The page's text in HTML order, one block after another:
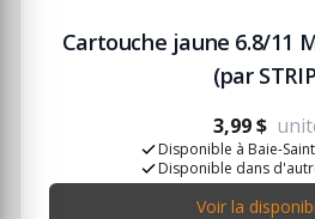
Cartouche jaune 6.8/11
(par
3,99 $
Disponible à Baie-
Disponible dans
Voir la